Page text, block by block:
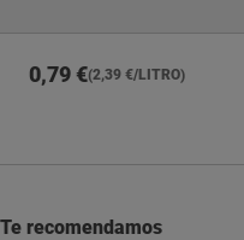
0,79 €(2,39 €/LITRO)
Te recomendamos